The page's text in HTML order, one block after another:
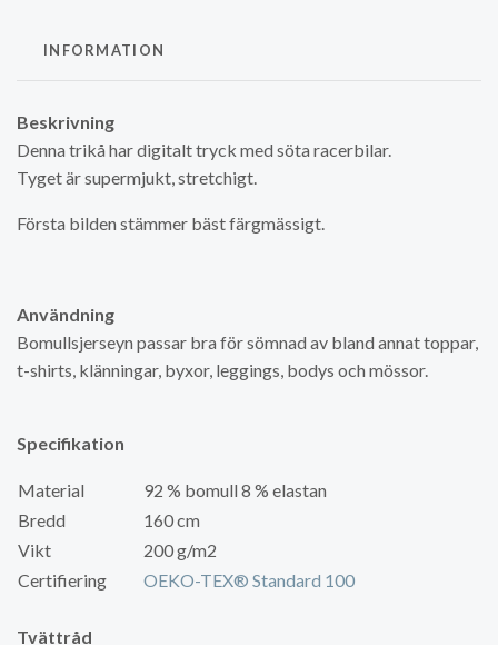
INFORMATION
Beskrivning
Denna trikå har digitalt tryck med söta racerbilar.
Tyget är supermjukt, stretchigt.
Första bilden stämmer bäst färgmässigt.
Användning
Bomullsjerseyn passar bra för sömnad av bland annat toppar,
t-shirts, klänningar, byxor, leggings, bodys och mössor.
Specifikation
Material
92 % bomull 8 % elastan
Bredd
160 cm
Vikt
200 g/m2
Certifiering
OEKO-TEX® Standard 100
Tvättråd